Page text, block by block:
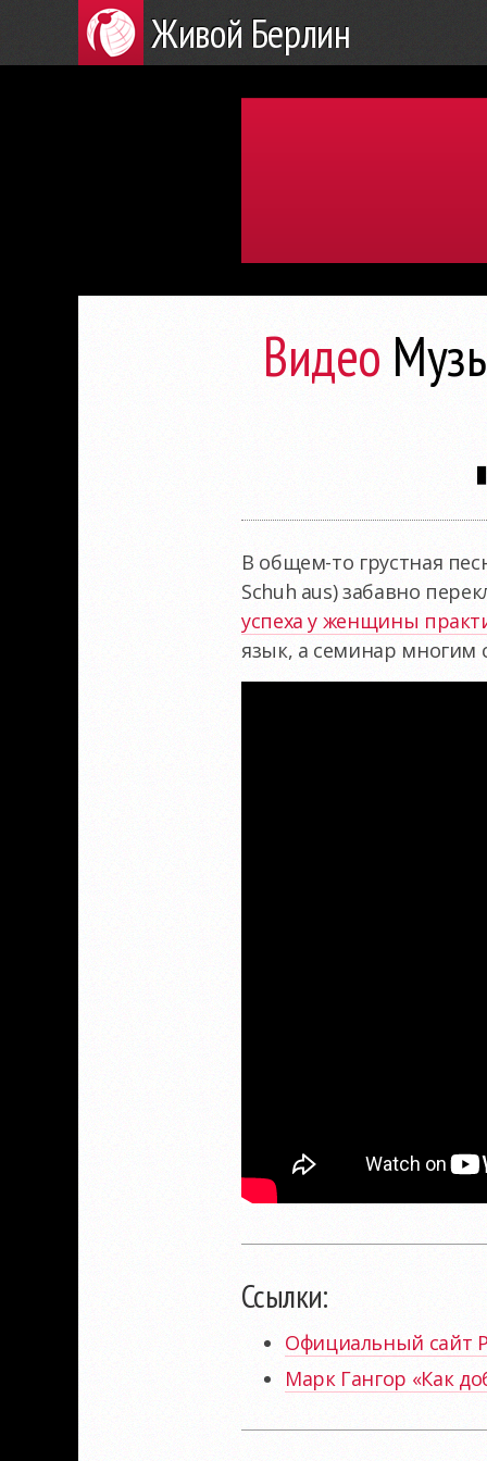
Живой Берлин
Видео
В общем-то грустная
Schuh aus) забавно
успеха у женщины
язык, а семинар
Ссылки:
Официальный сайт
Марк Гангор «Как